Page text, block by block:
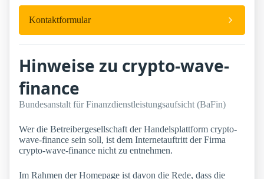
Kontaktformular
Hinweise zu crypto-wave-
finance
Bundesanstalt für Finanzdienstleistungsaufsicht (BaFin)
Wer die Betreibergesellschaft der Handelsplattform crypto-
wave-finance sein soll, ist dem Internetauftritt der Firma
crypto-wave-finance nicht zu entnehmen.
Im Rahmen der Homepage ist davon die Rede, dass die